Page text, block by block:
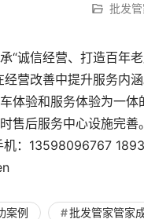
批发管
“诚信经营、打造百年
经营改善中提升服务内
体验和服务体验为一
售后服务中心设施完
机：13598096767
案例 批发管家管家